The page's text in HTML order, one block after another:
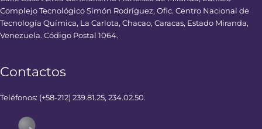
Complejo Tecnológico Simón Rodríguez, Ofic. Centro Nacional de
Tecnología Química, La Carlota, Chacao, Caracas, Estado Miranda,
Venezuela. Código Postal 1064.
Contactos
Teléfonos: (+58-212) 239.81.25, 234.02.50.